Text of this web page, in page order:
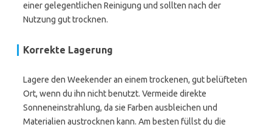
einer gelegentlichen Reinigung und sollten nach der
Nutzung gut trocknen.
Korrekte Lagerung
Lagere den Weekender an einem trockenen, gut belüfteten
Ort, wenn du ihn nicht benutzt. Vermeide direkte
Sonneneinstrahlung, da sie Farben ausbleichen und
Materialien austrocknen kann. Am besten füllst du die